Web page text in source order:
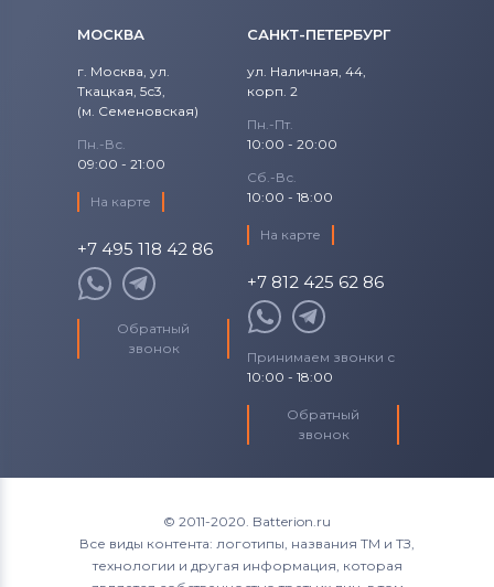
МОСКВА
г. Москва, ул.
Ткацкая, 5с3,
(м. Семеновская)
Пн.-Вс.
09:00 - 21:00
На карте
+7 495 118 42 86
Обратный
звонок
САНКТ-ПЕТЕРБУРГ
ул. Наличная, 44,
корп. 2
Пн.-Пт.
10:00 - 20:00
Сб.-Вс.
10:00 - 18:00
На карте
+7 812 425 62 86
Принимаем звонки с
10:00 - 18:00
Обратный
звонок
© 2011-2020. Batterion.ru
Все виды контента: логотипы, названия ТМ и ТЗ,
технологии и другая информация, которая